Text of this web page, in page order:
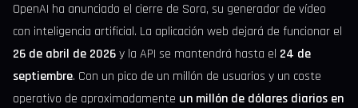
OpenAI ha anunciado el cierre de Sora, su generador de vídeo
con inteligencia artificial. La aplicación web dejará de funcionar el
26 de abril de 2026y la API se mantendrá hasta el 24 de
septiembre. Con un pico de un millón de usuarios y un coste
operativo de aproximadamente un millón de dólares diarios en